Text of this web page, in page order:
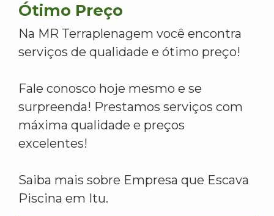
Ótimo Preço
Na MR Terraplenagem você encontra
serviços de qualidade e ótimo preço!
Fale conosco hoje mesmo e se
surpreenda! Prestamos serviços com
máxima qualidade e preços
excelentes!
Saiba mais sobre Empresa que Escava
Piscina em Itu.